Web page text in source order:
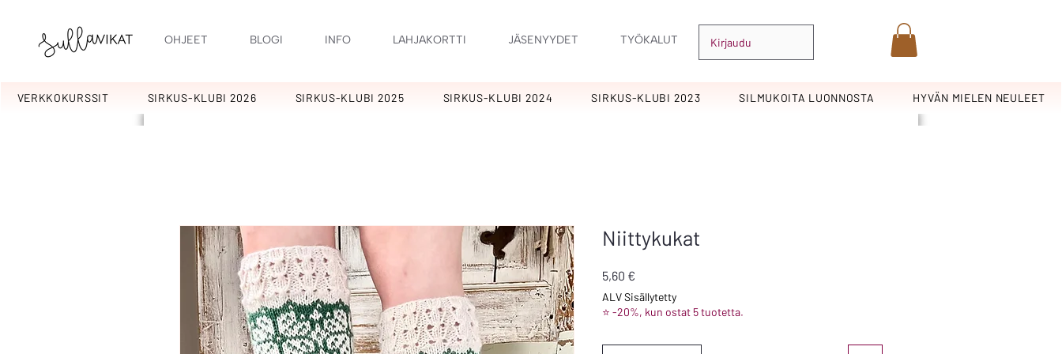
OHJEET BLOGI INFO LAHJAKORTTI JÄSENYYDET TYÖKALUT Kirjaudu
VERKKOKURSSIT SIRKUS-KLUBI 2026 SIRKUS-KLUBI 2025 SIRKUS-KLUBI 2024 SIRKUS-KLUBI 2023 SILMUKOITA LUONNOSTA HYVÄN MIELEN NEULEET
Niittykukat
5,60 €
ALV Sisällytetty
⭐ -20%, kun ostat 5 tuotetta.